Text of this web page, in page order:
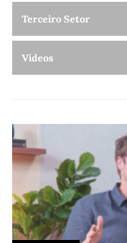
Terceiro Setor
Vídeos